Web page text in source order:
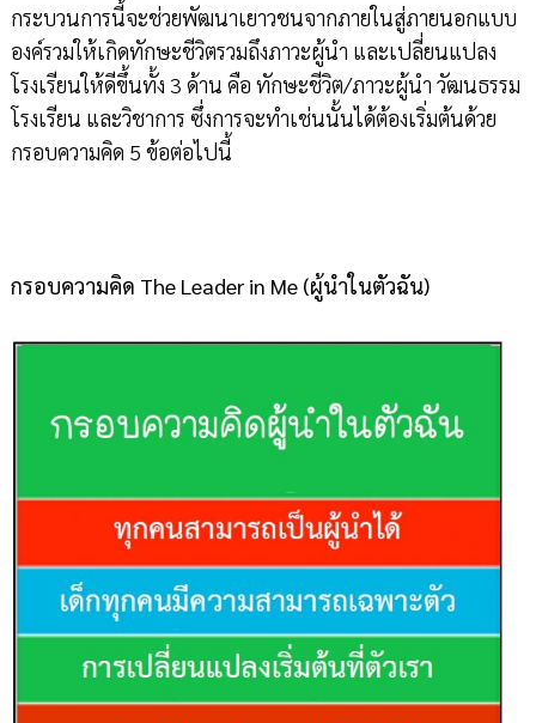
กระบวนการนี้จะช่วยพัฒนาเยาวชนจากภายในสู่ภายนอกแบบ
องค์รวมให้เกิดทักษะชีวิตรวมถึงภาวะผู้นำ และเปลี่ยนแปลง
โรงเรียนให้ดีขึ้นทั้ง 3 ด้าน คือ ทักษะชีวิต/ภาวะผู้นำ วัฒนธรรม
โรงเรียน และวิชาการ ซึ่งการจะทำเช่นนั้นได้ต้องเริ่มต้นด้วย
กรอบความคิด 5 ข้อต่อไปนี้
กรอบความคิด The Leader in Me (ผู้นำในตัวฉัน)